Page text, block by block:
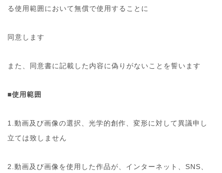
る使用範囲において無償で使用することに
同意します
また、同意書に記載した内容に偽りがないことを誓います
■使用範囲
1.動画及び画像の選択、光学的創作、変形に対して異議申し
立ては致しません
2.動画及び画像を使用した作品が、インターネット、SNS、